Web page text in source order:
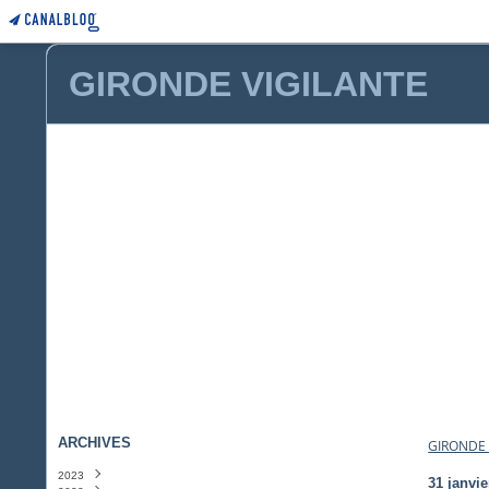
GIRONDE VIGILANTE
ARCHIVES
2023
31